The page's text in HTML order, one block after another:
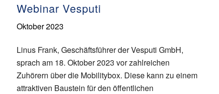
Webinar Vesputi
Oktober 2023
Linus Frank, Geschäftsführer der Vesputi GmbH,
sprach am 18. Oktober 2023 vor zahlreichen
Zuhörern über die Mobilitybox. Diese kann zu einem
attraktiven Baustein für den öffentlichen